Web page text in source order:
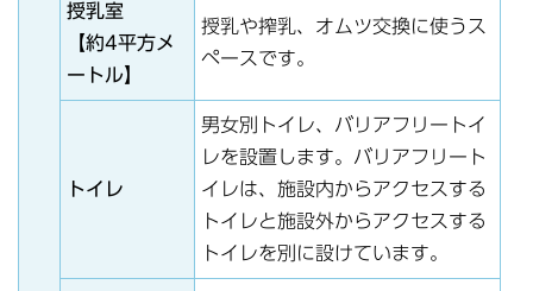
授乳室
【約4平方メ
ートル】
授乳や搾乳、オムツ交換に使うス
ペースです。
トイレ
男女別トイレ、バリアフリートイ
レを設置します。バリアフリート
イレは、施設内からアクセスする
トイレと施設外からアクセスする
トイレを別に設けています。